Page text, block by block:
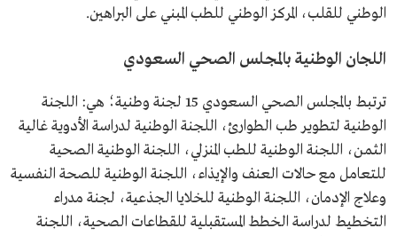
الوطني للقلب، المركز الوطني للطب المبني على البراهين.
اللجان الوطنية بالمجلس الصحي السعودي
ترتبط بالمجلس الصحي السعودي 15 لجنة وطنية؛ هي: اللجنة
الوطنية لتطوير طب الطوارئ، اللجنة الوطنية لدراسة الأدوية غالية
الثمن، اللجنة الوطنية للطب المنزلي، اللجنة الوطنية الصحية
للتعامل مع حالات العنف والإيذاء، اللجنة الوطنية للصحة النفسية
وعلاج الإدمان، اللجنة الوطنية للخلايا الجذعية، لجنة مدراء
التخطيط لدراسة الخطط المستقبلية للقطاعات الصحية، اللجنة